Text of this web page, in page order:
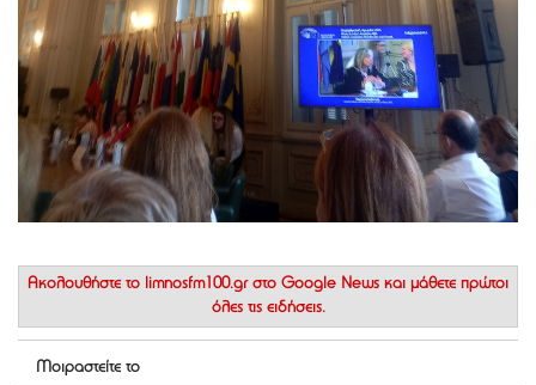
Ακολουθήστε το limnosfm100.gr στο Google News και μάθετε πρώτοι
όλες τις ειδήσεις.
Μοιραστείτε το